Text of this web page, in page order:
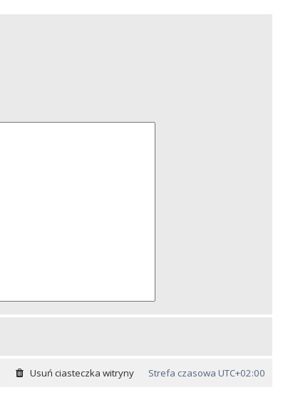
Strefa czasowa UTC+02:00
Usuń ciasteczka witryny